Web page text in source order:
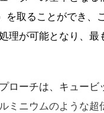
を取ることができ、
理が可能となり、最
ローチは、キュービ
ミニウムのような